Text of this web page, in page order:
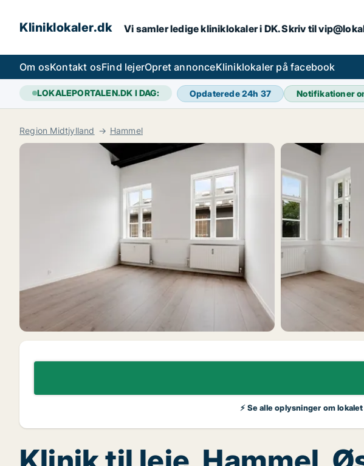
Kliniklokaler.dk Vi samler ledige kliniklokaler i DK. Skriv til
Om osKontakt osFind lejerOpret annonceKliniklokaler på facebook
LOKALEPORTALEN.DK I DAG: Opdaterede 24h 37 Notifikationer
Region Midtjylland Hammel
⚡ Se alle oplysninger om